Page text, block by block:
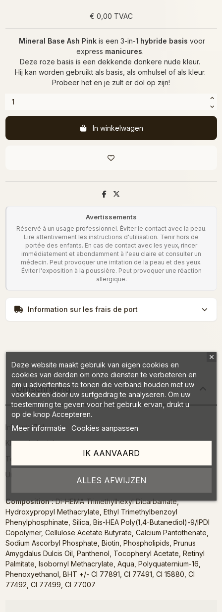
€ 0,00 TVAC
Mineral Base Ash Pink is een 3-in-1 hybride basis voor
express manicures.
Deze roze basis is een dekkende donkere nude kleur.
Hij kan worden gebruikt als basis, als omhulsel of als kleur.
Probeer het en je zult er dol op zijn!
In winkelwagen
Avertissements
Réservé à un usage professionnel. Éviter le contact avec la peau.
Lire attentivement les instructions d'utilisation. Tenir hors de
portée des enfants. En cas de contact avec les yeux, rincer
immédiatement et abondamment à l'eau claire et consulter un
médecin. Peut provoquer une irritation de la peau et des yeux.
Éviter l'exposition à la poussière. Peut provoquer une réaction
allergique.
Information sur les frais de port
Omschrijving
Inhoud: 7ml
Kleur: dark pink
Toepassing: gemakkelijk met de high tech-penseel
Uitharding: led 30 tot 60 sec
Composition :Di-HEMA Trimethylhexyl Dicarbamate,
Hydroxypropyl Methacrylate, Ethyl Trimethylbenzoyl
Phenylphosphinate, Silica, Bis-HEA Poly(1,4-Butanediol)-9/IPDI
Copolymer, Cellulose Acetate Butyrate, Calcium Pantothenate,
Sodium Ascorbyl Phosphate, Biotin, Phospholipids, Prunus
Amygdalus Dulcis Oil, Panthenol, Tocopheryl Acetate, Retinyl
Palmitate, Isobornyl Methacrylate, Aqua, Polyquaternium-16,
Phenoxyethanol, BHT +/- CI 77891, CI 77491, CI 15880, CI
77492, CI 77499, CI 77007
Deze website maakt gebruik van eigen cookies en
cookies van derden om onze diensten te verbeteren en
om u advertenties te tonen die verband houden met uw
voorkeuren door uw surfgedrag te analyseren. Om uw
toestemming te geven voor het gebruik ervan, drukt u
op de knop Accepteren.
Meer informatie Cookies aanpassen
ALLES AFWIJZEN
IK AANVAARD